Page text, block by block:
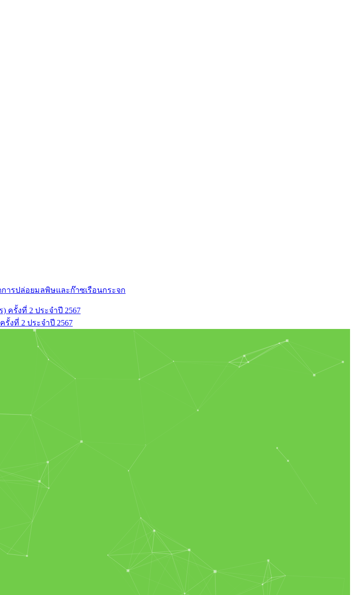
การปล่อยมลพิษและก๊าซเรือนกระจก
งที่ 2 ประจำปี 2567